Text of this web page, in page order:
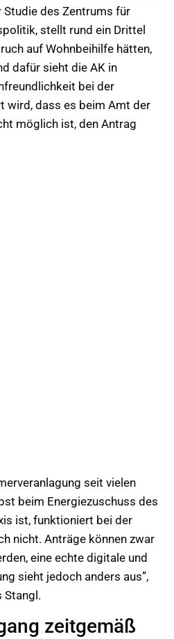
des Zentrums für
stellt rund ein Drittel
auf Wohnbeihilfe hätten,
dafür sieht die AK in
bei der
wird, dass es beim Amt der
möglich ist, den Antrag
seit vielen
beim Energiezuschuss des
ist, funktioniert bei der
nicht. Anträge können zwar
eine echte digitale und
sieht jedoch anders aus”,
Stangl.
zeitgemäß